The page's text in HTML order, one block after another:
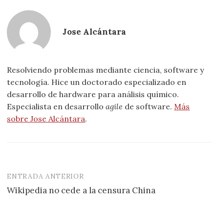
Jose Alcántara
Resolviendo problemas mediante ciencia, software y
tecnología. Hice un doctorado especializado en
desarrollo de hardware para análisis químico.
Especialista en desarrolloagile de software. Más
sobre Jose Alcántara.
Navegación
de
ENTRADA ANTERIOR
Wikipedia no cede a la censura China